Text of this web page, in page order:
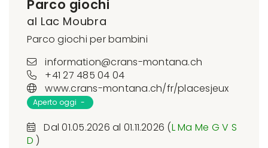
Parco giochi
al Lac Moubra
Parco giochi per bambini
information@crans-montana.ch
+41 27 485 04 04
www.crans-montana.ch/fr/placesjeux
Aperto oggi -
Dal 01.05.2026 al 01.11.2026 (LMa Me GV S
D )